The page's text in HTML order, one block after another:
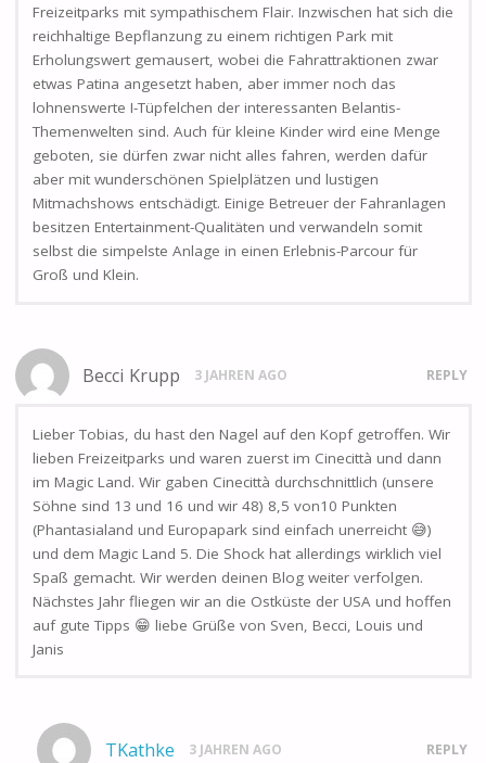
Freizeitparks mit sympathischem Flair. Inzwischen hat sich die
reichhaltige Bepflanzung zu einem richtigen Park mit
Erholungswert gemausert, wobei die Fahrattraktionen zwar
etwas Patina angesetzt haben, aber immer noch das
lohnenswerte I-Tüpfelchen der interessanten Belantis-
Themenwelten sind. Auch für kleine Kinder wird eine Menge
geboten, sie dürfen zwar nicht alles fahren, werden dafür
aber mit wunderschönen Spielplätzen und lustigen
Mitmachshows entschädigt. Einige Betreuer der Fahranlagen
besitzen Entertainment-Qualitäten und verwandeln somit
selbst die simpelste Anlage in einen Erlebnis-Parcour für
Groß und Klein.
Becci Krupp 3 JAHREN AGO REPLY
Lieber Tobias, du hast den Nagel auf den Kopf getroffen. Wir
lieben Freizeitparks und waren zuerst im Cinecittà und dann
im Magic Land. Wir gaben Cinecittà durchschnittlich (unsere
Söhne sind 13 und 16 und wir 48) 8,5 von10 Punkten
(Phantasialand und Europapark sind einfach unerreicht 😅)
und dem Magic Land 5. Die Shock hat allerdings wirklich viel
Spaß gemacht. Wir werden deinen Blog weiter verfolgen.
Nächstes Jahr fliegen wir an die Ostküste der USA und hoffen
auf gute Tipps 😁 liebe Grüße von Sven, Becci, Louis und
Janis
TKathke 3 JAHREN AGO REPLY